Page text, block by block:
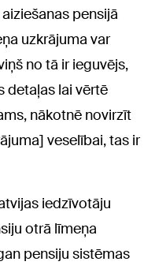
pensijā
uzkrājuma var
no tā ir ieguvējs,
detaļas lai vērtē
nākotnē novirzīt
veselībai, tas ir
iedzīvotāju
otrā līmeņa
pensiju sistēmas